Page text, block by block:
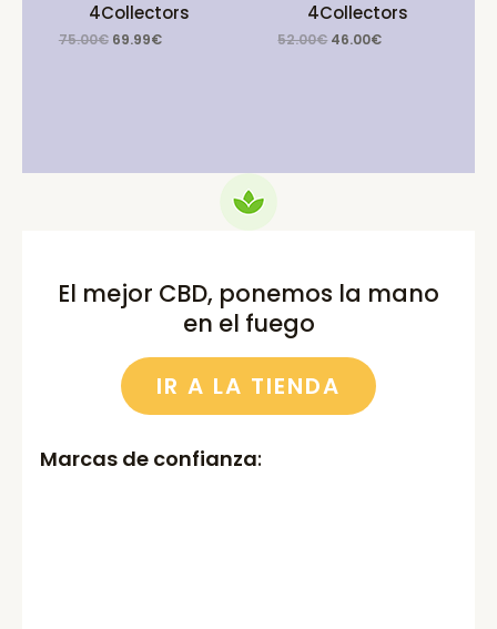
4Collectors
75.00€ Original
69.99€Current
4Collectors
52.00€ Original
46.00€Current
El mejor CBD, ponemos la mano
en el fuego
IR A LA TIENDA
Marcas de confianza: